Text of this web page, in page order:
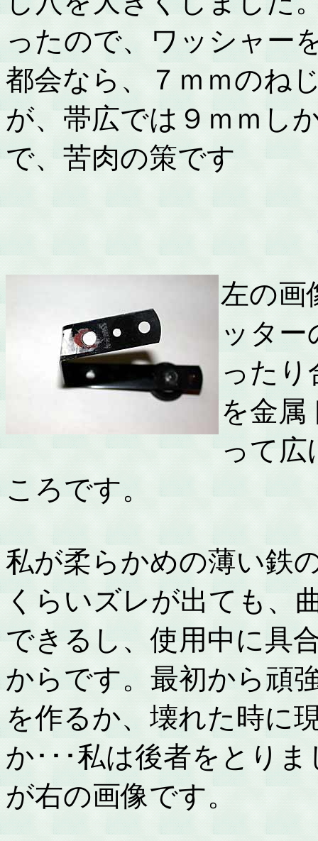
ったので、ワッシャー
都会なら、７ｍｍのね
が、帯広では９ｍｍし
で、苦肉の策です
左の画
ッター
ったり
を金属
って広
ころです。
私が柔らかめの薄い鉄
くらいズレが出ても、
できるし、使用中に具
からです。最初から頑
を作るか、壊れた時に
か･･･私は後者をとり
が右の画像です。